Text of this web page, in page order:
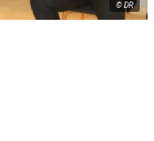
© DR